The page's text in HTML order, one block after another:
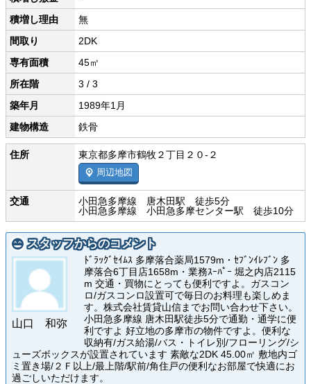
積増し理由
無
間取り
2DK
専有面積
45㎡
所在階
3 / 3
築年月
1989年1月
建物構造
鉄骨
住所 東京都多摩市鶴牧２丁目２０-２
周辺地図
交通
小田急多摩線 唐木田駅 徒歩5分
小田急多摩線 小田急多摩センター駅 徒歩10分
スタッフからのコメント
山口 和弥
ﾄﾞﾗｯｸﾞｾｲﾑｽ 多摩落合薬局1579m・ｾﾌﾞﾝｲﾚﾌﾞﾝ 多
摩落合6丁目店1658m・業務ｽｰﾊﾟｰ 堀之内店2115
m 交通・買物にとっても便利ですよ。ガスコン
ロ/ガスコンロ設置可で毎日のお料理も楽しめま
す。株式会社賃貸山信までお問い合わせ下さい。
小田急多摩線 唐木田駅徒歩5分で通勤・通学に便
利ですよ 好立地の多摩市の物件ですよ。便利な
収納有/ガス給湯/バス・トイレ別/フローリング/シ
ューズボックスが設置されています 素敵な2DK 45.00㎡ 敷地内ゴ
ミ置き場/２Ｆ以上/最上階/駅前/角住戸の便利なお部屋で快適にお
過ごしいただけます。